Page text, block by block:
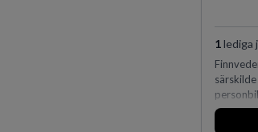
1lediga
man